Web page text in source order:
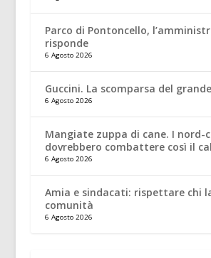
Parco di Pontoncello,
risponde
6 Agosto 2026
Guccini. La scomparsa del
6 Agosto 2026
Mangiate zuppa di cane. I nord-
dovrebbero combattere così il
6 Agosto 2026
Amia e sindacati: rispettare chi
comunità
6 Agosto 2026